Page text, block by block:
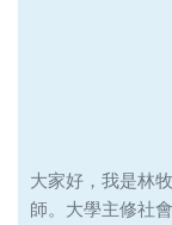
大家好，我是林
師。大學主修社